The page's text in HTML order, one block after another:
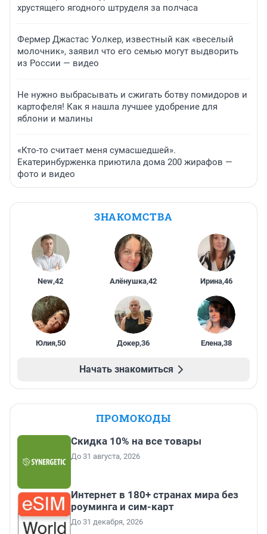
хрустящего ягодного штруделя за полчаса
Фермер Джастас Уолкер, известный как «веселый
молочник», заявил что его семью могут выдворить
из России — видео
Не нужно выбрасывать и сжигать ботву помидоров и
картофеля! Как я нашла лучшее удобрение для
яблони и малины
«Кто-то считает меня сумасшедшей».
Екатеринбурженка приютила дома 200 жирафов —
фото и видео
ЗНАКОМСТВА
New,42 Алёнушка,42 Ирина,46
Юлия,50 Докер,36 Елена,38
Начать знакомиться
ПРОМОКОДЫ
Скидка 10% на все товары
До 31 августа, 2026
Интернет в 180+ странах мира без
роуминга и сим-карт
До 31 декабря, 2026